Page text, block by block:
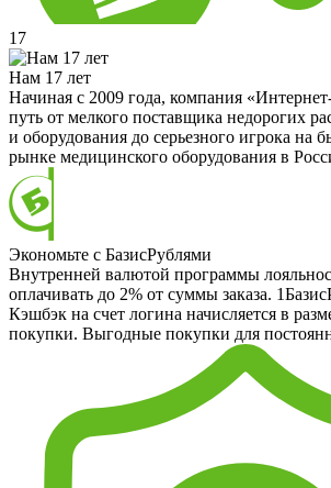
17
Нам 17 лет
Начиная с 2009 года, компания
путь от мелкого поставщика недорогих
и оборудования до серьезного игрока на
рынке медицинского оборудования в
Экономьте с БазисРублями
Внутренней валютой программы
оплачивать до 2% от суммы заказа.
Кэшбэк на счет логина начисляется в
покупки. Выгодные покупки для